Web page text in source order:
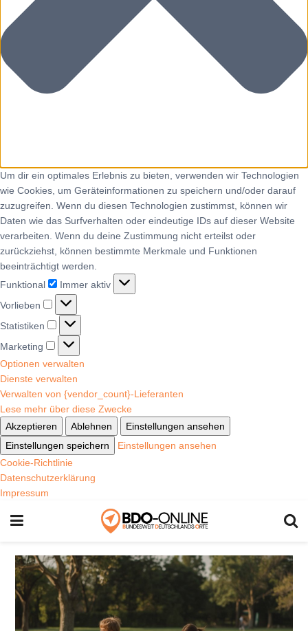
Um dir ein optimales Erlebnis zu bieten, verwenden wir Technologien
wie Cookies, um Geräteinformationen zu speichern und/oder darauf
zuzugreifen. Wenn du diesen Technologien zustimmst, können wir
Daten wie das Surfverhalten oder eindeutige IDs auf dieser Website
verarbeiten. Wenn du deine Zustimmung nicht erteilst oder
zurückziehst, können bestimmte Merkmale und Funktionen
beeinträchtigt werden.
Funktional
Immer aktiv
Vorlieben
Statistiken
Marketing
Optionen verwalten
Dienste verwalten
Verwalten von {vendor_count}-Lieferanten
Lese mehr über diese Zwecke
Akzeptieren
Ablehnen
Einstellungen ansehen
Einstellungen speichern
Einstellungen ansehen
Cookie-Richtlinie
Datenschutzerklärung
Impressum